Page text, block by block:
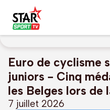
Euro de cyclisme
juniors - Cinq
les Belges lors de
7 juillet 2026